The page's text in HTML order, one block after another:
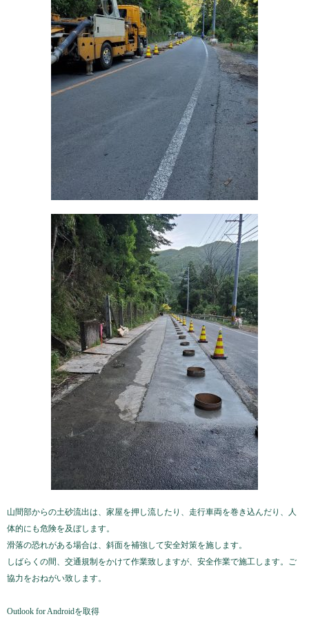
山間部からの土砂流出は、家屋を押し流したり、走行車両を巻き込んだり、人
体的にも危険を及ぼします。
滑落の恐れがある場合は、斜面を補強して安全対策を施します。
しばらくの間、交通規制をかけて作業致しますが、安全作業で施工します。ご
協力をおねがい致します。
Outlook for Androidを取得